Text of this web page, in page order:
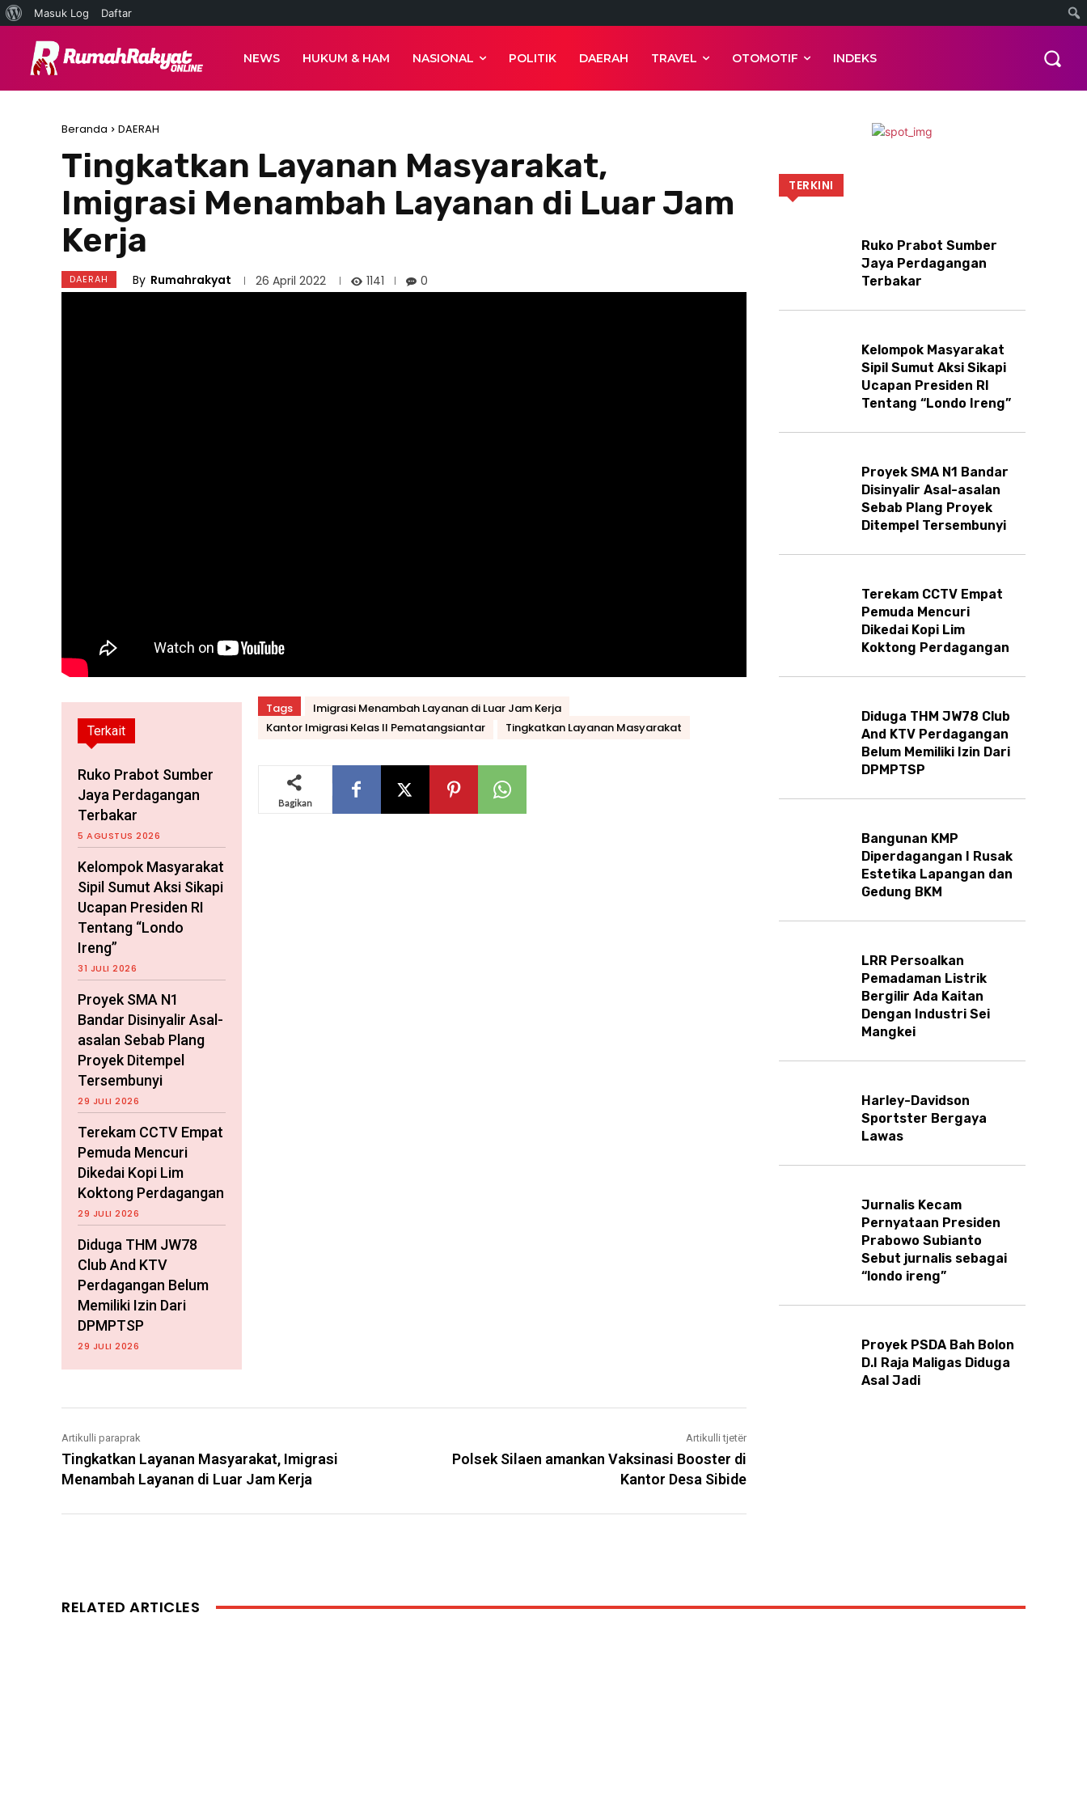
NEWS HUKUM & HAM NASIONAL POLITIK DAERAH TRAVEL OTOMOTIF INDEKS
Beranda DAERAH
Tingkatkan Layanan Masyarakat,
Imigrasi Menambah Layanan di Luar Jam
Kerja
DAERAH By Rumahrakyat 26 April 2022 1141 0
Terkait
Ruko Prabot Sumber
Jaya Perdagangan
Terbakar
5 AGUSTUS 2026
Kelompok Masyarakat
Sipil Sumut Aksi Sikapi
Ucapan Presiden RI
Tentang “Londo
Ireng”
31 JULI 2026
Proyek SMA N1
Bandar Disinyalir Asal-
asalan Sebab Plang
Proyek Ditempel
Tersembunyi
29 JULI 2026
Terekam CCTV Empat
Pemuda Mencuri
Dikedai Kopi Lim
Koktong Perdagangan
29 JULI 2026
Diduga THM JW78
Club And KTV
Perdagangan Belum
Memiliki Izin Dari
DPMPTSP
29 JULI 2026
Tags
Imigrasi Menambah Layanan di Luar Jam Kerja
Kantor Imigrasi Kelas II Pematangsiantar
Tingkatkan Layanan Masyarakat
Bagikan
Artikulli paraprak
Tingkatkan Layanan Masyarakat, Imigrasi
Menambah Layanan di Luar Jam Kerja
Artikulli tjetër
Polsek Silaen amankan Vaksinasi Booster di
Kantor Desa Sibide
TERKINI
Ruko Prabot Sumber
Jaya Perdagangan
Terbakar
Kelompok Masyarakat
Sipil Sumut Aksi Sikapi
Ucapan Presiden RI
Tentang “Londo Ireng”
Proyek SMA N1 Bandar
Disinyalir Asal-asalan
Sebab Plang Proyek
Ditempel Tersembunyi
Terekam CCTV Empat
Pemuda Mencuri
Dikedai Kopi Lim
Koktong Perdagangan
Diduga THM JW78 Club
And KTV Perdagangan
Belum Memiliki Izin Dari
DPMPTSP
Bangunan KMP
Diperdagangan I Rusak
Estetika Lapangan dan
Gedung BKM
LRR Persoalkan
Pemadaman Listrik
Bergilir Ada Kaitan
Dengan Industri Sei
Mangkei
Harley-Davidson
Sportster Bergaya
Lawas
Jurnalis Kecam
Pernyataan Presiden
Prabowo Subianto
Sebut jurnalis sebagai
“londo ireng”
Proyek PSDA Bah Bolon
D.I Raja Maligas Diduga
Asal Jadi
RELATED ARTICLES
Tentang
WordPress
Masuk Log Daftar